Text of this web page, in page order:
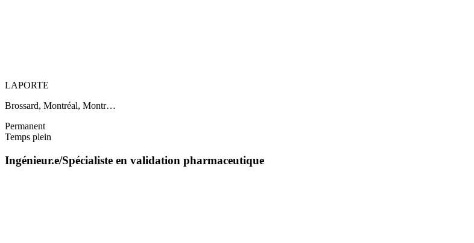
LAPORTE
Brossard, Montréal, Montr…
Permanent
Temps plein
Ingénieur.e/Spécialiste en validation pharmaceutique